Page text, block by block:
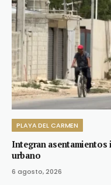
PLAYA DEL CARMEN
Integran asentamientos
urbano
6 agosto, 2026